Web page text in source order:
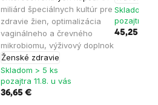
miliárd špeciálnych kultúr pre
zdravie žien, optimalizácia
vaginálneho a črevného
mikrobiomu, výživový doplnok
Ženské zdravie
Skladom > 5 ks
pozajtra 11.8. u vás
36,65 €
Skladom >
pozajtra
45,25 €